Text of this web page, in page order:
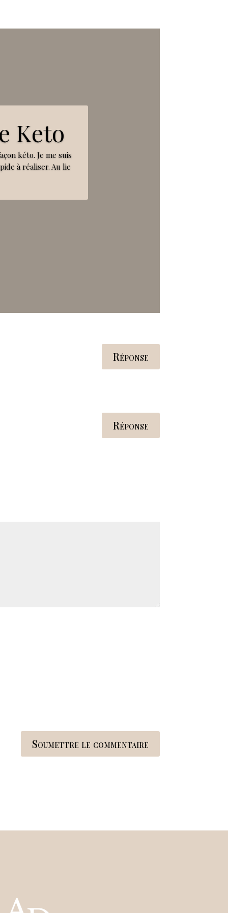
Keto
kéto. Je me suis
à réaliser. Au lie
Réponse
Réponse
Soumettre le commentaire